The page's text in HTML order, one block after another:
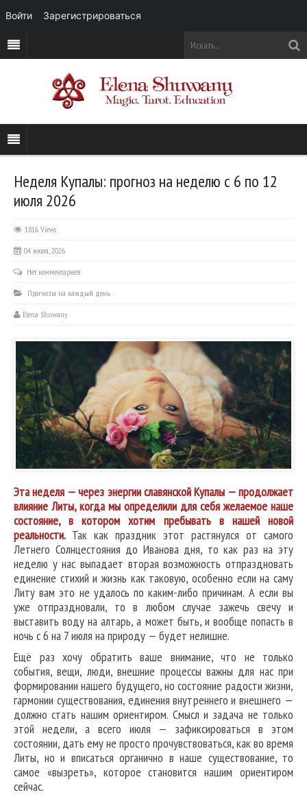
Неделя Купалы: прогноз на неделю с 6 по 12
июля 2026
1816 Views
04 июля, 2026
Нет комментариев
Прогнозы на каждый день
Elena Shuwany
Эта неделя — через энергии славянской Купалы — продолжает
влияние Литы, когда мы определили для себя желаемое наше
состояние, в котором хотим пребывать в нашей новой
реальности. Так как праздник этот растянулся от самого
Летнего Солнцестояния до Иванова дня, то как раз на эту
неделю у нас выпадает вторая возможность отпраздновать
единение стихий и жизнь как таковую, особенно если на саму
Литу вам это не удалось по каким-либо причинам. А если вы
уже отпраздновали, то в любом случае зажечь свечу и
выставить воду на алтарь, а может быть, и вообще попасть в
ночь с 6 на 7 июля на природу — будет нелишне.
Ещё раз хочу обратить ваше внимание, что не только
события, вещи, люди, внешние процессы важны для нас при
формировании нашего будущего, но состояние радости жизни,
гармонии существования, единения внутреннего и внешнего —
должно стать нашим ориентиром. Смысл и задача не только
этой недели, а всего июля — зафиксироваться в этом
состоянии, дать ему не просто прочувствоваться, как во время
Литы, но и вписаться органично в наше существование, то
самое «вызреть», которое становится нашим ориентиром
сейчас.
Войти Зарегистрироваться